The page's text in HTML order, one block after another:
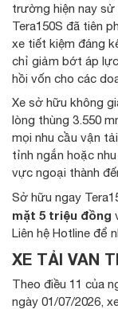
trường hiện nay
Tera150S đã tiên
xe tiết kiệm đáng
chỉ giảm bớt áp
hồi vốn cho các
Xe sở hữu không
lòng thùng 3.550
mọi nhu cầu vận
tỉnh ngắn hoặc
vực ngoại thành
Sở hữu ngay
mặt 5 triệu đồng
Liên hệ Hotline để
XE TẢI VAN
Theo điều 11 của
ngày 01/07/2026,